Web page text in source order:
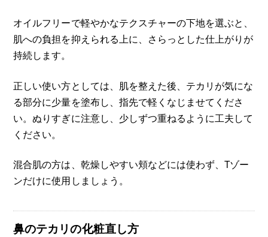
オイルフリーで軽やかなテクスチャーの下地を選ぶと、
肌への負担を抑えられる上に、さらっとした仕上がりが
持続します。
正しい使い方としては、肌を整えた後、テカリが気にな
る部分に少量を塗布し、指先で軽くなじませてくださ
い。ぬりすぎに注意し、少しずつ重ねるように工夫して
ください。
混合肌の方は、乾燥しやすい頬などには使わず、Tゾー
ンだけに使用しましょう。
鼻のテカリの化粧直し方